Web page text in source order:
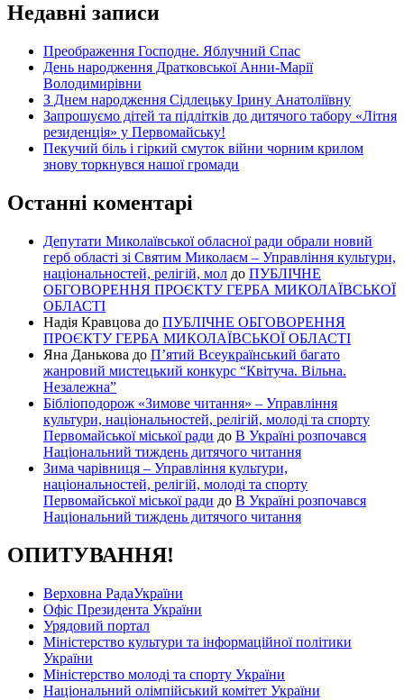
Недавні записи
Преображення Господне. Яблучний Спас
День народження Дратковської Анни-Марії
Володимирівни
З Днем народження Сідлецьку Ірину Анатоліївну
Запрошуємо дітей та підлітків до дитячого табору «Літня
резиденція» у Первомайську!
Пекучий біль і гіркий смуток війни чорним крилом
знову торкнувся нашої громади
Останні коментарі
Депутати Миколаївської обласної ради обрали новий
герб області зі Святим Миколаєм – Управління культури,
національностей, релігій, мол до ПУБЛІЧНЕ
ОБГОВОРЕННЯ ПРОЄКТУ ГЕРБА МИКОЛАЇВСЬКОЇ
ОБЛАСТІ
Надія Кравцова до ПУБЛІЧНЕ ОБГОВОРЕННЯ
ПРОЄКТУ ГЕРБА МИКОЛАЇВСЬКОЇ ОБЛАСТІ
Яна Данькова до П’ятий Всеукраїнський багато
жанровий мистецький конкурс “Квітуча. Вільна.
Незалежна”
Бібліоподорож «Зимове читання» – Управління
культури, національностей, релігій, молоді та спорту
Первомайської міської ради до В Україні розпочався
Національний тиждень дитячого читання
Зима чарівниця – Управління культури,
національностей, релігій, молоді та спорту
Первомайської міської ради до В Україні розпочався
Національний тиждень дитячого читання
ОПИТУВАННЯ!
Верховна РадаУкраїни
Офіс Президента України
Урядовий портал
Міністерство культури та інформаційної політики
України
Міністерство молоді та спорту України
Національний олімпійський комітет України